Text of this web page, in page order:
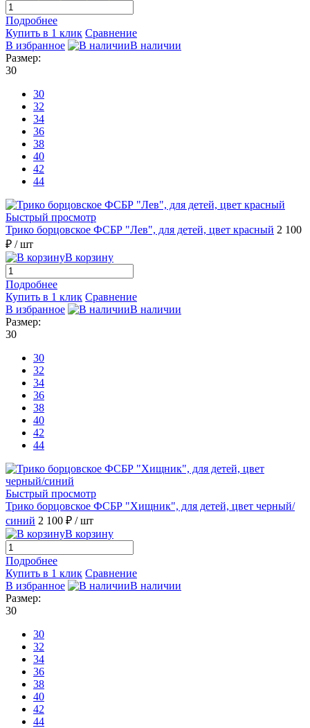
Подробнее
Купить в 1 клик Сравнение
В избранное
В наличии
Размер:
30
30
32
34
36
38
40
42
44
Быстрый просмотр
Трико борцовское ФСБР "Лев", для детей, цвет красный 2 100
₽ / шт
В корзину
Подробнее
Купить в 1 клик Сравнение
В избранное
В наличии
Размер:
30
30
32
34
36
38
40
42
44
Быстрый просмотр
Трико борцовское ФСБР "Хищник", для детей, цвет черный/
синий 2 100 ₽ / шт
В корзину
Подробнее
Купить в 1 клик Сравнение
В избранное
В наличии
Размер:
30
30
32
34
36
38
40
42
44